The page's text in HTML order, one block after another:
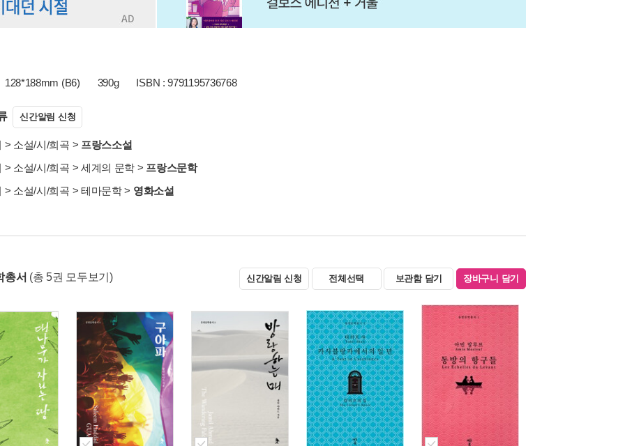
128*188mm (B6) 390g ISBN : 9791195736768
신간알림 신청
> 소설/시/희곡 > 프랑스소설
> 소설/시/희곡 > 세계의 문학 > 프랑스문학
> 소설/시/희곡 > 테마문학> 영화소설
총서 (총 5권 모두보기) 신간알림 신청 전체선택 보관함 담기 장바구니 담기